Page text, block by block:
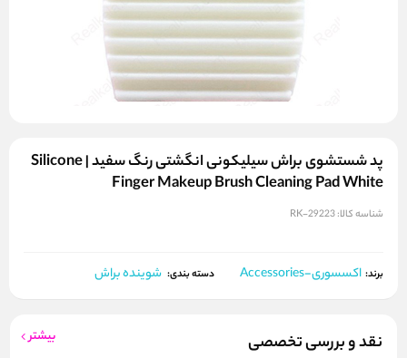
پد شستشوی براش سیلیکونی انگشتی رنگ سفید | Silicone
Finger Makeup Brush Cleaning Pad White
شناسه کالا:RK-29223
برند: اکسسوری-Accessories دسته بندی: شوینده براش
نقد و بررسی تخصصی بیشتر